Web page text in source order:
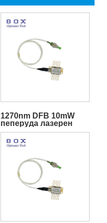
1270nm DFB 10mW
пеперуда лазерен
диод